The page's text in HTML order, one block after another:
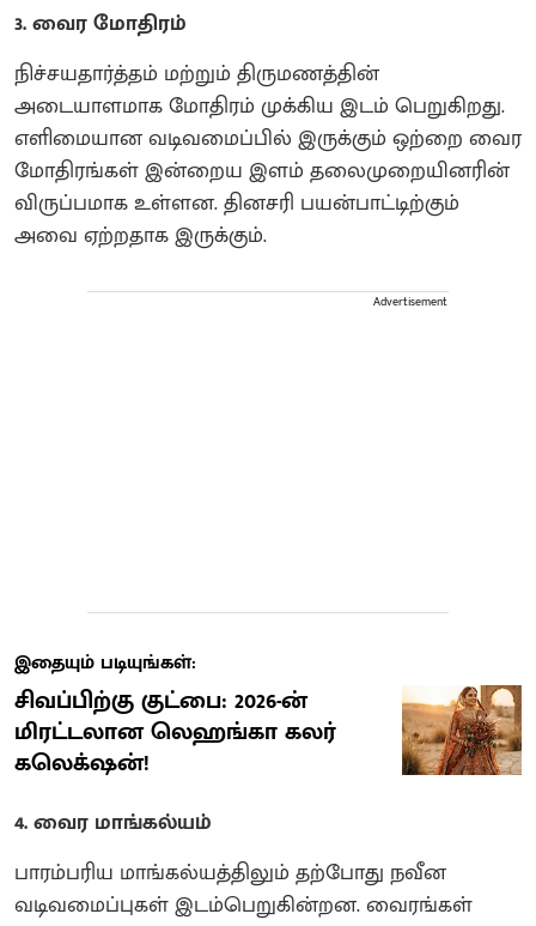
3. வைர மோதிரம்
நிச்சயதார்த்தம் மற்றும் திருமணத்தின்
அடையாளமாக மோதிரம் முக்கிய இடம் பெறுகிறது.
எளிமையான வடிவமைப்பில் இருக்கும் ஒற்றை வைர
மோதிரங்கள் இன்றைய இளம் தலைமுறையினரின்
விருப்பமாக உள்ளன. தினசரி பயன்பாட்டிற்கும்
அவை ஏற்றதாக இருக்கும்.
Advertisement
இதையும் படியுங்கள்:
சிவப்பிற்கு குட்பை: 2026-ன்
மிரட்டலான லெஹங்கா கலர்
கலெக்‌ஷன்!
4. வைர மாங்கல்யம்
பாரம்பரிய மாங்கல்யத்திலும் தற்போது நவீன
வடிவமைப்புகள் இடம்பெறுகின்றன. வைரங்கள்